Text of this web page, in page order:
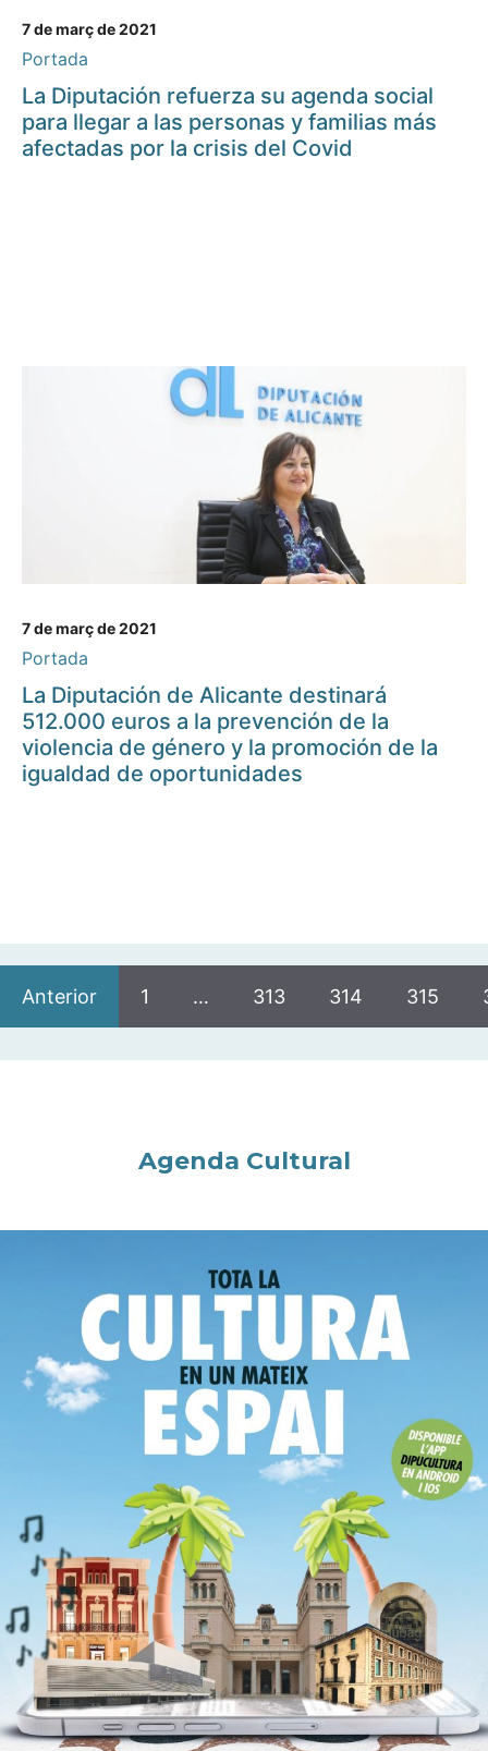
7 de març de 2021
Portada
La Diputación refuerza su agenda social
para llegar a las personas y familias más
afectadas por la crisis del Covid
7 de març de 2021
Portada
La Diputación de Alicante destinará
512.000 euros a la prevención de la
violencia de género y la promoción de la
igualdad de oportunidades
Anterior 1 … 313 314 315
Agenda Cultural